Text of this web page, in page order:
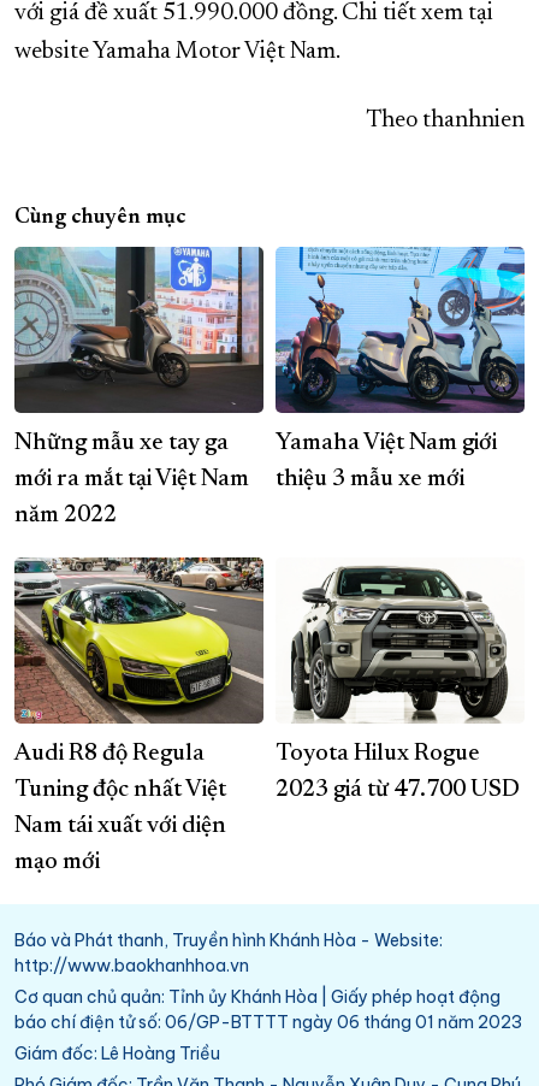
với giá đề xuất 51.990.000 đồng. Chi tiết xem tại
website Yamaha Motor Việt Nam.
Theo thanhnien
Cùng chuyên mục
Những mẫu xe tay ga
mới ra mắt tại Việt Nam
năm 2022
Yamaha Việt Nam giới
thiệu 3 mẫu xe mới
Audi R8 độ Regula
Tuning độc nhất Việt
Nam tái xuất với diện
mạo mới
Toyota Hilux Rogue
2023 giá từ 47.700 USD
Báo và Phát thanh, Truyền hình Khánh Hòa - Website:
http://www.baokhanhhoa.vn
Cơ quan chủ quản: Tỉnh ủy Khánh Hòa | Giấy phép hoạt động
báo chí điện tử số: 06/GP-BTTTT ngày 06 tháng 01 năm 2023
Giám đốc: Lê Hoàng Triều